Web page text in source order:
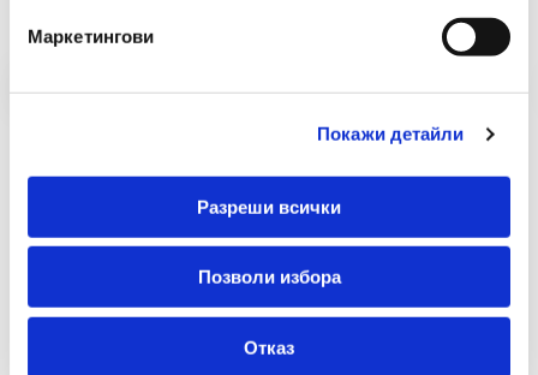
Маркетингови
Покажи детайли
Разреши всички
Позволи избора
Отказ